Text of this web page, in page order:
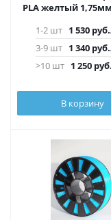
PLA желтый 1,75мм
1-2 шт 1 530 руб.
3-9 шт 1 340 руб.
>10 шт 1 250 руб.
В корзину